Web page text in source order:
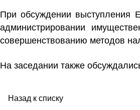
При обсуждении выступления
администрировании
совершенствованию методов
На заседании также
Назад к списку